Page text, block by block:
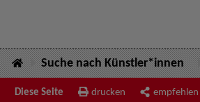
Suche nach Künstler*innen
Diese Seite drucken empfehlen